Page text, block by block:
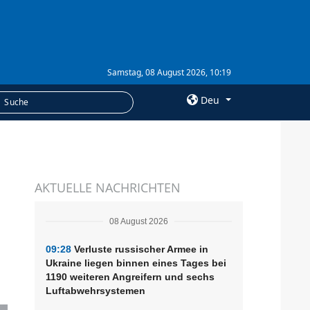
Samstag, 08 August 2026, 10:19
Deu
Abonnement
AKTUELLE NACHRICHTEN
08 August 2026
09:28 Verluste russischer Armee in
Ukraine liegen binnen eines Tages bei
1190 weiteren Angreifern und sechs
Luftabwehrsystemen